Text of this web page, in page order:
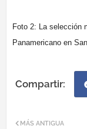
Foto 2: La selección
Panamericano en
MÁS ANTIGUA